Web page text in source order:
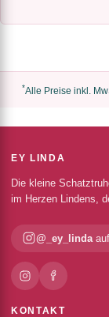
*Alle Preise inkl.
EY LINDA
Die kleine
im Herzen Lindens,
@_ey_linda
KONTAKT